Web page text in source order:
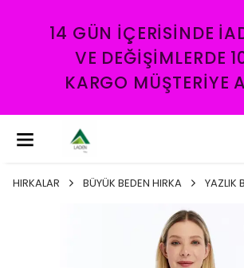
14 GÜN IÇERISINDE
VE DEĞIŞIMLERDE
KARGO MÜŞTERIYE
HIRKALAR BÜYÜK BEDEN HIRKA YAZLIK